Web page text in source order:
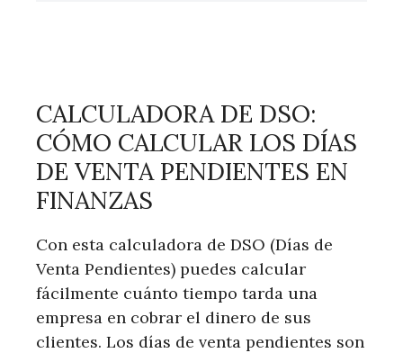
CALCULADORA DE DSO:
CÓMO CALCULAR LOS DÍAS
DE VENTA PENDIENTES EN
FINANZAS
Con esta calculadora de DSO (Días de
Venta Pendientes) puedes calcular
fácilmente cuánto tiempo tarda una
empresa en cobrar el dinero de sus
clientes. Los días de venta pendientes son